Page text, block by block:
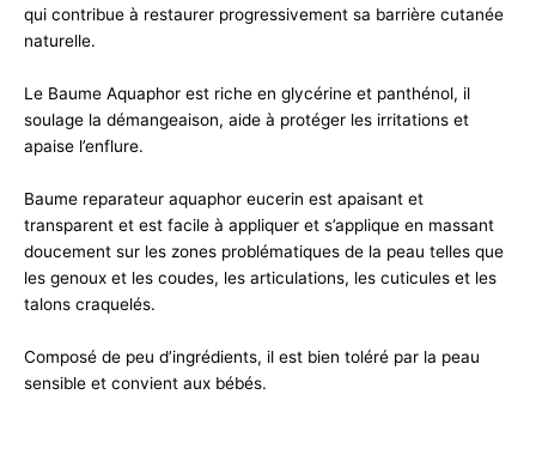
qui contribue à restaurer progressivement sa barrière cutanée
naturelle.
Le Baume Aquaphor est riche en glycérine et panthénol, il
soulage la démangeaison, aide à protéger les irritations et
apaise l’enflure.
Baume reparateur aquaphor eucerin est apaisant et
transparent et est facile à appliquer et s’applique en massant
doucement sur les zones problématiques de la peau telles que
les genoux et les coudes, les articulations, les cuticules et les
talons craquelés.
Composé de peu d’ingrédients, il est bien toléré par la peau
sensible et convient aux bébés.